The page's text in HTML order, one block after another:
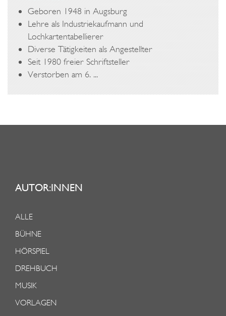
Geboren 1948 in Augsburg
Lehre als Industriekaufmann und
Lochkartentabellierer
Diverse Tätigkeiten als Angestellter
Seit 1980 freier Schriftsteller
Verstorben am 6. ...
AUTOR:INNEN
ALLE
BÜHNE
HÖRSPIEL
DREHBUCH
MUSIK
VORLAGEN